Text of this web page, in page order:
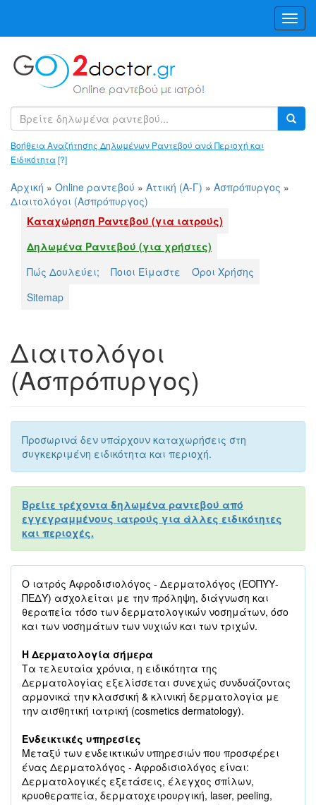
Βοήθεια Αναζήτησης Δηλωμένων Ραντεβού ανά Περιοχή και
Ειδικότητα[?]
Αρχική » Online ραντεβού » Αττική (Α-Γ) » Ασπρόπυργος »
Διαιτολόγοι (Ασπρόπυργος)
Καταχώρηση Ραντεβού (για ιατρούς)
Δηλωμένα Ραντεβού (για χρήστες)
Πώς Δουλεύει;
Ποιοι Είμαστε
Όροι Χρήσης
Sitemap
Διαιτολόγοι
(Ασπρόπυργος)
Προσωρινά δεν υπάρχουν καταχωρήσεις στη
συγκεκριμένη ειδικότητα και περιοχή.
Βρείτε τρέχοντα δηλωμένα ραντεβού από
εγγεγραμμένους ιατρούς για άλλες ειδικότητες
και περιοχές.
Ο ιατρός Αφροδισιολόγος - Δερματολόγος (ΕΟΠΥΥ-
ΠΕΔΥ) ασχολείται με την πρόληψη, διάγνωση και
θεραπεία τόσο των δερματολογικών νοσημάτων, όσο
και των νοσημάτων των νυχιών και των τριχών.
Η Δερματολογία σήμερα
Τα τελευταία χρόνια, η ειδικότητα της
Δερματολογίας εξελίσσεται συνεχώς συνδυάζοντας
αρμονικά την κλασσική & κλινική δερματολογία με
την αισθητική ιατρική (cosmetics dermatology).
Ενδεικτικές υπηρεσίες
Μεταξύ των ενδεικτικών υπηρεσιών που προσφέρει
ένας Δερματολόγος - Αφροδισιολόγος είναι:
Δερματολογικές εξετάσεις, έλεγχος σπίλων,
κρυοθεραπεία, δερματοχειρουργική, laser, peeling,